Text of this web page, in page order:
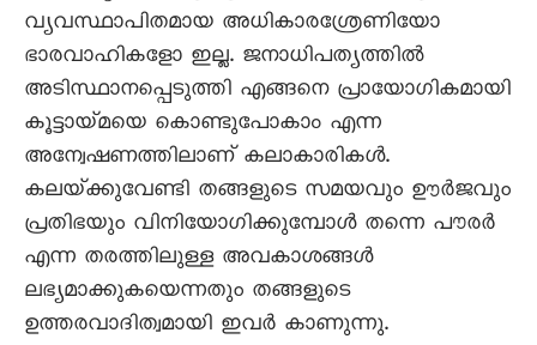
വ്യവസ്ഥാപിതമായ അധികാരശ്രേണിയോ
ഭാരവാഹികളോ ഇല്ല. ജനാധിപത്യത്തിൽ
അടിസ്ഥാനപ്പെടുത്തി എങ്ങനെ പ്രായോഗികമായി
കൂട്ടായ്മയെ കൊണ്ടുപോകാം എന്ന
അന്വേഷണത്തിലാണ് കലാകാരികൾ.
കലയ്‌ക്കുവേണ്ടി തങ്ങളുടെ സമയവും ഊർജവും
പ്രതിഭയും വിനിയോഗിക്കുമ്പോൾ തന്നെ പൗരർ
എന്ന തരത്തിലുള്ള അവകാശങ്ങൾ
ലഭ്യമാക്കുകയെന്നതും തങ്ങളുടെ
ഉത്തരവാദിത്വമായി ഇവർ കാണുന്നു.